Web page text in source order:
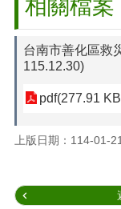
相關檔案
台南市善化區救
115.12.30)
pdf(277.91
上版日期：114-01-21